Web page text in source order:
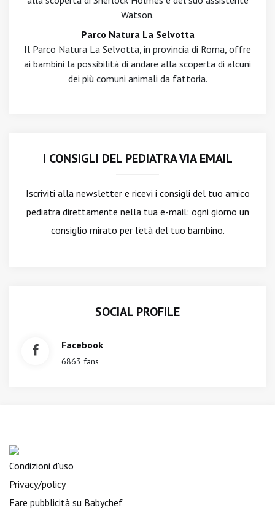
Watson.
Parco Natura La Selvotta
Il Parco Natura La Selvotta, in provincia di Roma, offre
ai bambini la possibilità di andare alla scoperta di alcuni
dei più comuni animali da fattoria.
I CONSIGLI DEL PEDIATRA VIA EMAIL
Iscriviti alla newslettere ricevi i consigli del tuo amico
pediatra direttamente nella tua e-mail: ogni giorno un
consiglio mirato per l'età del tuo bambino.
SOCIAL PROFILE
Facebook
6863 fans
Condizioni d'uso
Privacy/policy
Fare pubblicità su Babychef